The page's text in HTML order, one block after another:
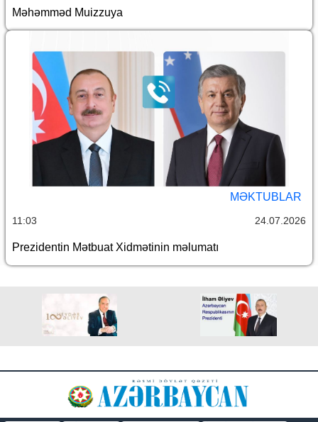
Məhəmməd Muizzuya
MƏKTUBLAR
11:03 24.07.2026
Prezidentin Mətbuat Xidmətinin məlumatı